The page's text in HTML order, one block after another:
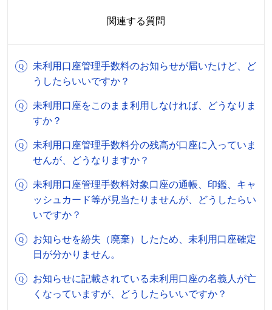
関連する質問
未利用口座管理手数料のお知らせが届いたけど、ど
うしたらいいですか？
未利用口座をこのまま利用しなければ、どうなりま
すか？
未利用口座管理手数料分の残高が口座に入っていま
せんが、どうなりますか？
未利用口座管理手数料対象口座の通帳、印鑑、キャ
ッシュカード等が見当たりませんが、どうしたらい
いですか？
お知らせを紛失（廃棄）したため、未利用口座確定
日が分かりません。
お知らせに記載されている未利用口座の名義人が亡
くなっていますが、どうしたらいいですか？